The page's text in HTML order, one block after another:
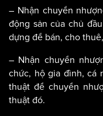
– Nhận chuyển
động sản của chủ
dựng để bán, cho
– Nhận chuyển
chức, hộ gia đình, cá
thuật để chuyển
thuật đó.